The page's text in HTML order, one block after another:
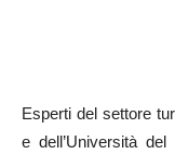
Esperti del settore
e dell’Università